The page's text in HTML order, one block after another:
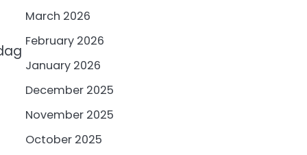
March 2026
February 2026
January 2026
December 2025
November 2025
October 2025